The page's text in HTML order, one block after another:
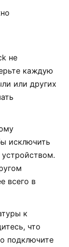
не
каждую
или других
исключить
всего в
к
что
подключите